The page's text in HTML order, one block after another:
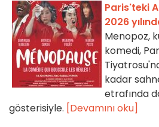
Paris'teki
2026
Menopoz,
komedi,
kadar
etrafında
gösterisiyle. [Devamını oku]